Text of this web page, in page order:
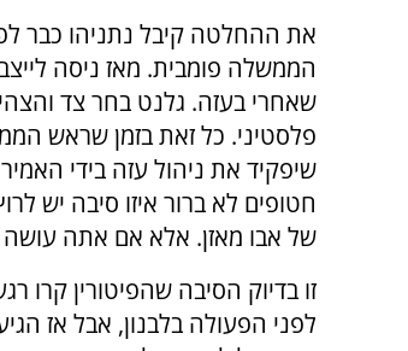
את ההחלטה קיבל נתניהו כבר
הממשלה פומבית. מאז ניסה
שאחרי בעזה. גלנט בחר צד
פלסטיני. כל זאת בזמן שראש
שיפקיד את ניהול עזה בידי
חטופים לא ברור איזו סיבה יש
של אבו מאזן. אלא אם אתה
זו בדיוק הסיבה שהפיטורין
לפני הפעולה בלבנון, אבל אז